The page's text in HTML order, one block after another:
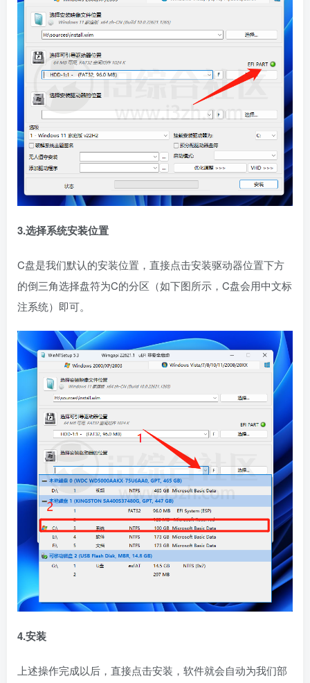
3.选择系统安装位置
C盘是我们默认的安装位置，直接点击安装驱动器位置下方
的倒三角选择盘符为C的分区（如下图所示，C盘会用中文标
注系统）即可。
4.安装
上述操作完成以后，直接点击安装，软件就会自动为我们部